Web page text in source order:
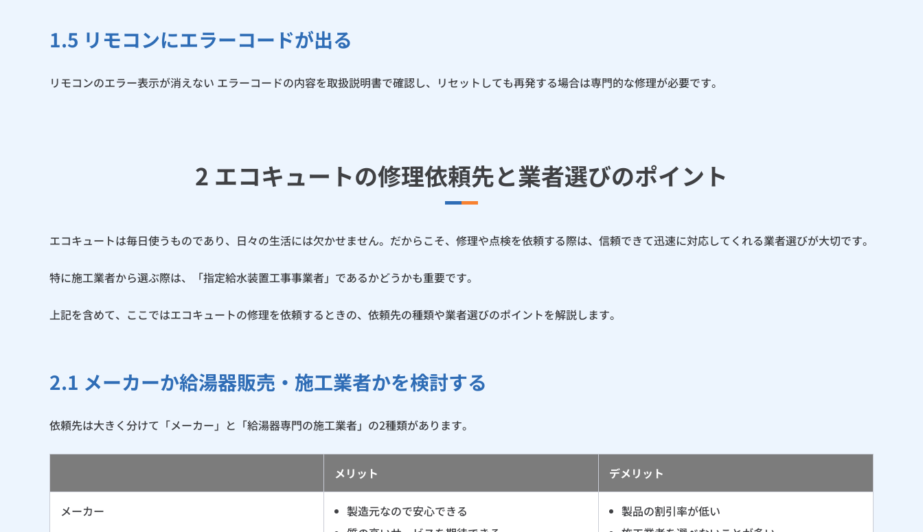
1.5 リモコンにエラーコードが出る
リモコンのエラー表示が消えない エラーコードの内容を取扱説明書で確認し、リセットしても再発する場合は専門的な修理が必要です。
2 エコキュートの修理依頼先と業者選びのポイント
エコキュートは毎日使うものであり、日々の生活には欠かせません。だからこそ、修理や点検を依頼する際は、信頼できて迅速に対応してくれる業者選びが大切です。
特に施工業者から選ぶ際は、「指定給水装置工事事業者」であるかどうかも重要です。
上記を含めて、ここではエコキュートの修理を依頼するときの、依頼先の種類や業者選びのポイントを解説します。
2.1 メーカーか給湯器販売・施工業者かを検討する
依頼先は大きく分けて「メーカー」と「給湯器専門の施工業者」の2種類があります。
メリット デメリット
メーカー
製造元なので安心できる
製品の割引率が低い